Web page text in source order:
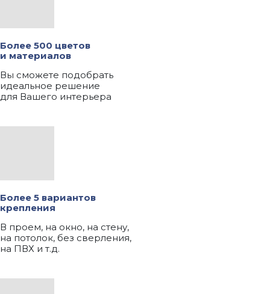
Более 500 цветов
и материалов
Вы сможете подобрать
идеальное решение
для Вашего интерьера
Более 5 вариантов
крепления
В проем, на окно, на стену,
на потолок, без сверления,
на ПВХ и т.д.